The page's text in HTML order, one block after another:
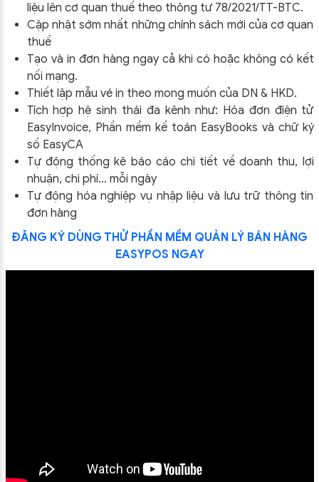
liệu lên cơ quan thuế theo thông tư 78/2021/TT-BTC.
Cập nhật sớm nhất những chính sách mới của cơ quan
thuế
Tạo và in đơn hàng ngay cả khi có hoặc không có kết
nối mạng.
Thiết lập mẫu vé in theo mong muốn của DN & HKD.
Tích hợp hệ sinh thái đa kênh như: Hóa đơn điện tử
EasyInvoice, Phần mềm kế toán EasyBooks và chữ ký
số EasyCA
Tự động thống kê báo cáo chi tiết về doanh thu, lợi
nhuận, chi phí… mỗi ngày
Tự động hóa nghiệp vụ nhập liệu và lưu trữ thông tin
đơn hàng
ĐĂNG KÝ DÙNG THỬ PHẦN MỀM QUẢN LÝ BÁN HÀNG
EASYPOS NGAY